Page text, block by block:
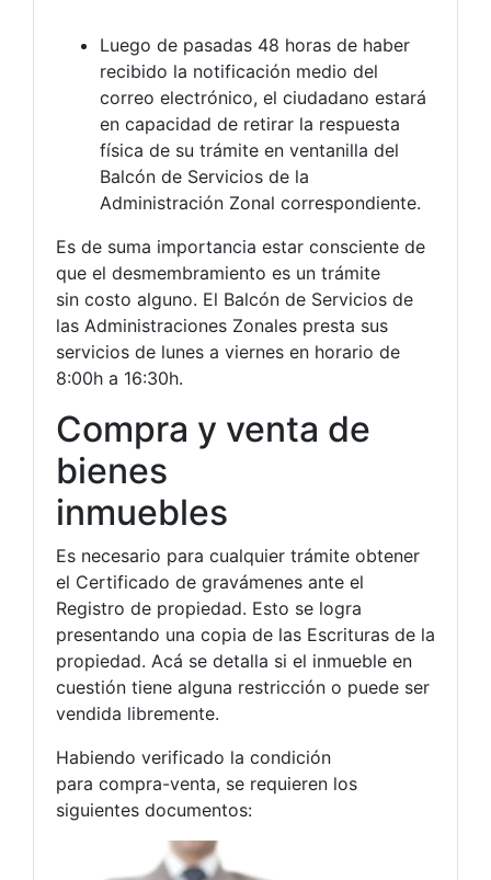
Luego de pasadas 48 horas de haber
recibido la notificación medio del
correo electrónico, el ciudadano estará
en capacidad de retirar la respuesta
física de su trámite en ventanilla del
Balcón de Servicios de la
Administración Zonal correspondiente.
Es de suma importancia estar consciente de
que el desmembramiento es un trámite
sin costo alguno. El Balcón de Servicios de
las Administraciones Zonales presta sus
servicios de lunes a viernes en horario de
8:00h a 16:30h.
Compra y venta de
bienes
inmuebles
Es necesario para cualquier trámite obtener
el Certificado de gravámenes ante el
Registro de propiedad. Esto se logra
presentando una copia de las Escrituras de la
propiedad. Acá se detalla si el inmueble en
cuestión tiene alguna restricción o puede ser
vendida libremente.
Habiendo verificado la condición
para compra-venta, se requieren los
siguientes documentos: